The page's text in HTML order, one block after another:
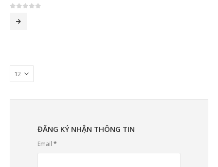
ĐĂNG KÝ NHẬN THÔNG TIN
Email *